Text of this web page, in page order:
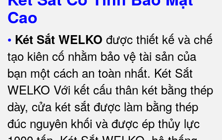
Cao
• Két Sắt WELKO được thiết kế và chế
tạo kiên cố nhằm bảo vệ tài sản của
bạn một cách an toàn nhất. Két Sắt
WELKO Với kết cấu thân két bằng thép
dày, cửa két sắt được làm bằng thép
đúc nguyên khối và được ép thủy lực